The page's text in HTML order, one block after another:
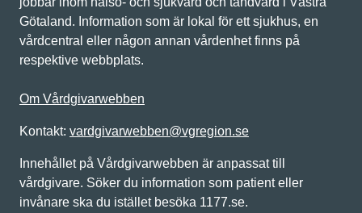
Götaland. Information som är lokal för ett sjukhus, en
vårdcentral eller någon annan vårdenhet finns på
respektive webbplats.
Om Vårdgivarwebben
Kontakt: vardgivarwebben@vgregion.se
Innehållet på Vårdgivarwebben är anpassat till
vårdgivare. Söker du information som patient eller
invånare ska du istället besöka 1177.se.